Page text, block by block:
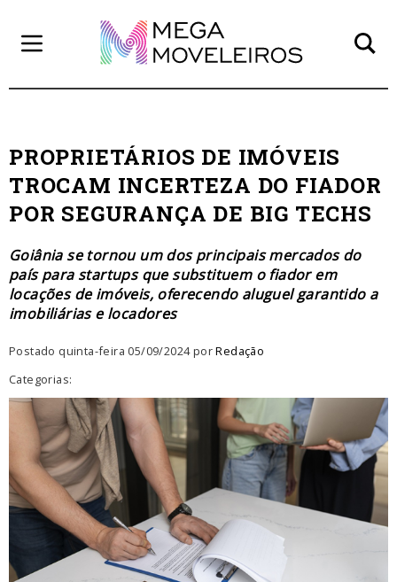
PROPRIETÁRIOS DE IMÓVEIS
TROCAM INCERTEZA DO FIADOR
POR SEGURANÇA DE BIG TECHS
Goiânia se tornou um dos principais mercados do
país para startups que substituem o fiador em
locações de imóveis, oferecendo aluguel garantido a
imobiliárias e locadores
Postado quinta-feira 05/09/2024 porRedação
Categorias: